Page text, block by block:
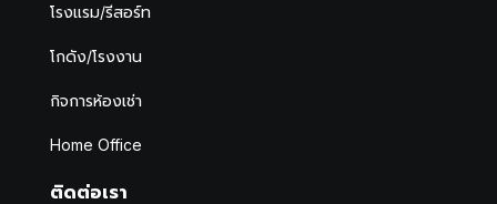
โรงแรม/รีสอร์ท
โกดัง/โรงงาน
กิจการห้องเช่า
Home Office
ติดต่อเรา